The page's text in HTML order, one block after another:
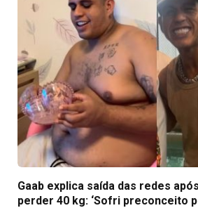
Gaab explica saída das redes
perder 40 kg: ‘Sofri preconceito